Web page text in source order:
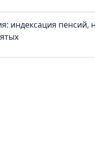
индексация